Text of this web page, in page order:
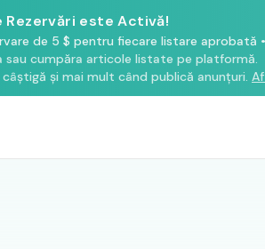
Rezervări este Activă!
de 5 $ pentru fiecare listare aprobată •
sau cumpăra articole listate pe platformă.
și mai mult când publică anunțuri.